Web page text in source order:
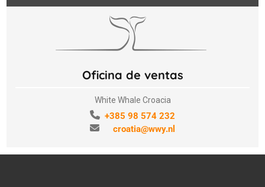
Oficina de ventas
White Whale Croacia
+385 98 574 232
croatia@wwy.nl